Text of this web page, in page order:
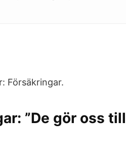
Försäkringar.
”De gör oss till